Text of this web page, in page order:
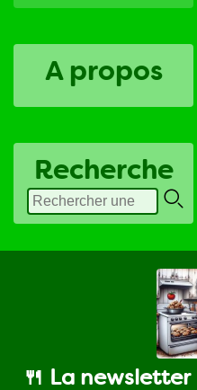
A propos
Recherche
🍴 La newsletter